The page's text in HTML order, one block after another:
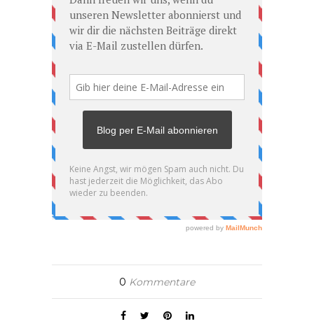
0 Kommentare